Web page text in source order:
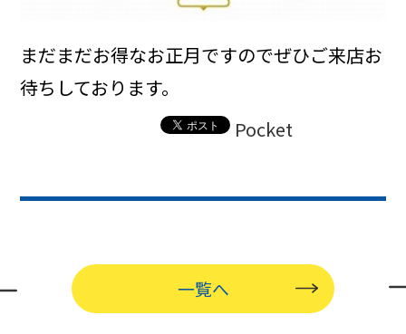
まだまだお得なお正月ですのでぜひご来店お
待ちしております。
Pocket
一覧へ